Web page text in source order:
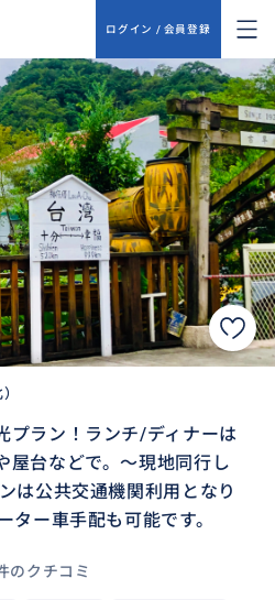
ログイン / 会員登録
プラン！ランチ/ディナーは
屋台などで。〜現地同行し
は公共交通機関利用となり
ー車手配も可能です。
のクチコミ